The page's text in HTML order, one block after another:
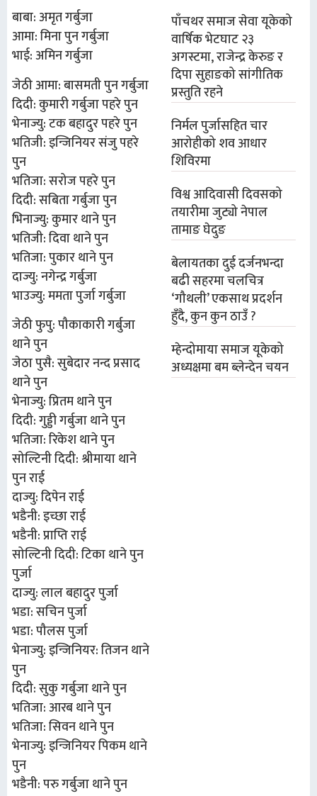
बाबा: अमृत गर्बुजा
आमा: मिना पुन गर्बुजा
भाई: अमिन गर्बुजा
जेठी आमा: बासमती पुन गर्बुजा
दिदी: कुमारी गर्बुजा पहरे पुन
भेनाज्यु: टक बहादुर पहरे पुन
भतिजी: इन्जिनियर संजु पहरे
पुन
भतिजा: सरोज पहरे पुन
दिदी: सबिता गर्बुजा पुन
भिनाज्यु: कुमार थाने पुन
भतिजी: दिवा थाने पुन
भतिजा: पुकार थाने पुन
दाज्यु: नगेन्द्र गर्बुजा
भाउज्यु: ममता पुर्जा गर्बुजा
जेठी फुपु: पौकाकारी गर्बुजा
थाने पुन
जेठा पुसै: सुबेदार नन्द प्रसाद
थाने पुन
भेनाज्यु: प्रितम थाने पुन
दिदी: गुड्डी गर्बुजा थाने पुन
भतिजा: रिकेश थाने पुन
सोल्टिनी दिदी: श्रीमाया थाने
पुन राई
दाज्यु: दिपेन राई
भडैनी: इच्छा राई
भडैनी: प्राप्ति राई
सोल्टिनी दिदी: टिका थाने पुन
पुर्जा
दाज्यु: लाल बहादुर पुर्जा
भडा: सचिन पुर्जा
भडा: पौलस पुर्जा
भेनाज्यु: इन्जिनियर: तिजन थाने
पुन
दिदी: सुकु गर्बुजा थाने पुन
भतिजा: आरब थाने पुन
भतिजा: सिवन थाने पुन
भेनाज्यु: इन्जिनियर पिकम थाने
पुन
भडैनी: परु गर्बुजा थाने पुन
पाँचथर समाज सेवा यूकेको
वार्षिक भेटघाट २३
अगस्टमा, राजेन्द्र केरुङ र
दिपा सुहाङको सांगीतिक
प्रस्तुति रहने
निर्मल पुर्जासहित चार
आरोहीको शव आधार
शिविरमा
विश्व आदिवासी दिवसको
तयारीमा जुट्यो नेपाल
तामाङ घेदुङ
बेलायतका दुई दर्जनभन्दा
बढी सहरमा चलचित्र
‘गौथली’ एकसाथ प्रदर्शन
हुँदै, कुन कुन ठाउँ ?
म्हेन्दोमाया समाज यूकेको
अध्यक्षमा बम ब्लेन्देन चयन